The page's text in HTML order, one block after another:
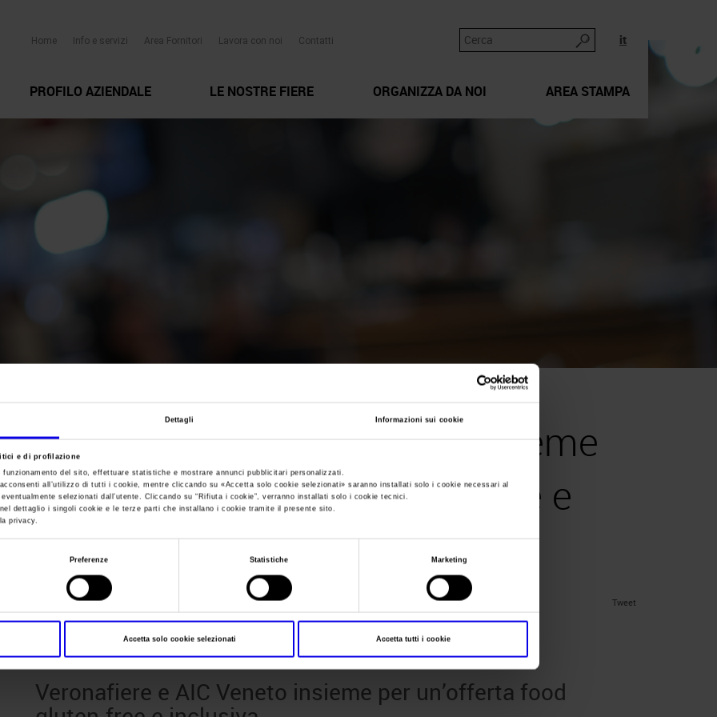
Dettagli Informazioni sui cookie
e di profilazione
del sito, effettuare statistiche e mostrare annunci pubblicitari personalizzati.
all’utilizzo di tutti i cookie, mentre cliccando su «Accetta solo cookie selezionati» saranno installati solo i cookie necessari al
selezionati dall’utente. Cliccando su “ Rifiuta i cookie”, verranno installati solo i cookie tecnici.
dettaglio i singoli cookie e le terze parti che installano i cookie tramite il presente sito.
privacy.
Preferenze Statistiche Marketing
Accetta solo cookie selezionati Accetta tutti i cookie
it
Home Info e servizi Area Fornitori Lavora con noi Contatti
PROFILO AZIENDALE LE NOSTRE FIERE ORGANIZZA DA NOI AREA STAMPA
Sei in:News
Veronafiere e AIC Veneto insieme
per un’offerta food gluten-free e
inclusiva
Tweet
Posts Tagged:senza glutine
Veronafiere e AIC Veneto insieme per un’offerta food